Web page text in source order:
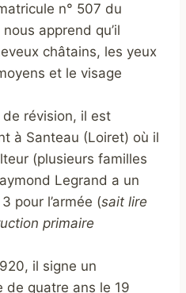
n° 507 du
apprend qu’il
châtains, les yeux
et le visage
révision, il est
à Santeau (Loiret) où il
(plusieurs familles
Legrand a un
pour l’armée (sait lire
primaire
il signe un
de quatre ans le 19